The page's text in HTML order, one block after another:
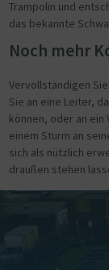
Trampolin und
das bekannte
Noch mehr
Vervollständigen
Sie an eine Leiter,
können, oder an ein
einem Sturm an
sich als nützlich
draußen stehen